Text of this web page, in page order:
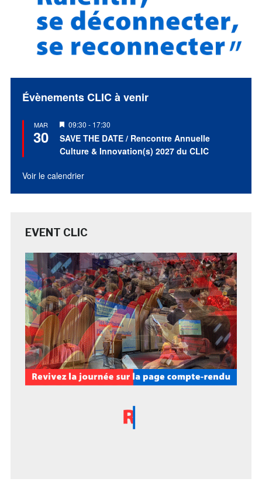
Évènements CLIC à venir
MAR
30
Mis
en
avant
09:30 - 17:30
SAVE THE DATE / Rencontre Annuelle
Culture & Innovation(s) 2027 du CLIC
Voir le calendrier
EVENT CLIC